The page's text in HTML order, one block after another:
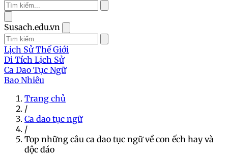
Susach.edu.vn
Lịch Sử Thế Giới
Di Tích Lịch Sử
Ca Dao Tục Ngữ
Bao Nhiêu
Trang chủ
/
Ca dao tục ngữ
/
Top những câu ca dao tục ngữ về con ếch hay và
độc đáo